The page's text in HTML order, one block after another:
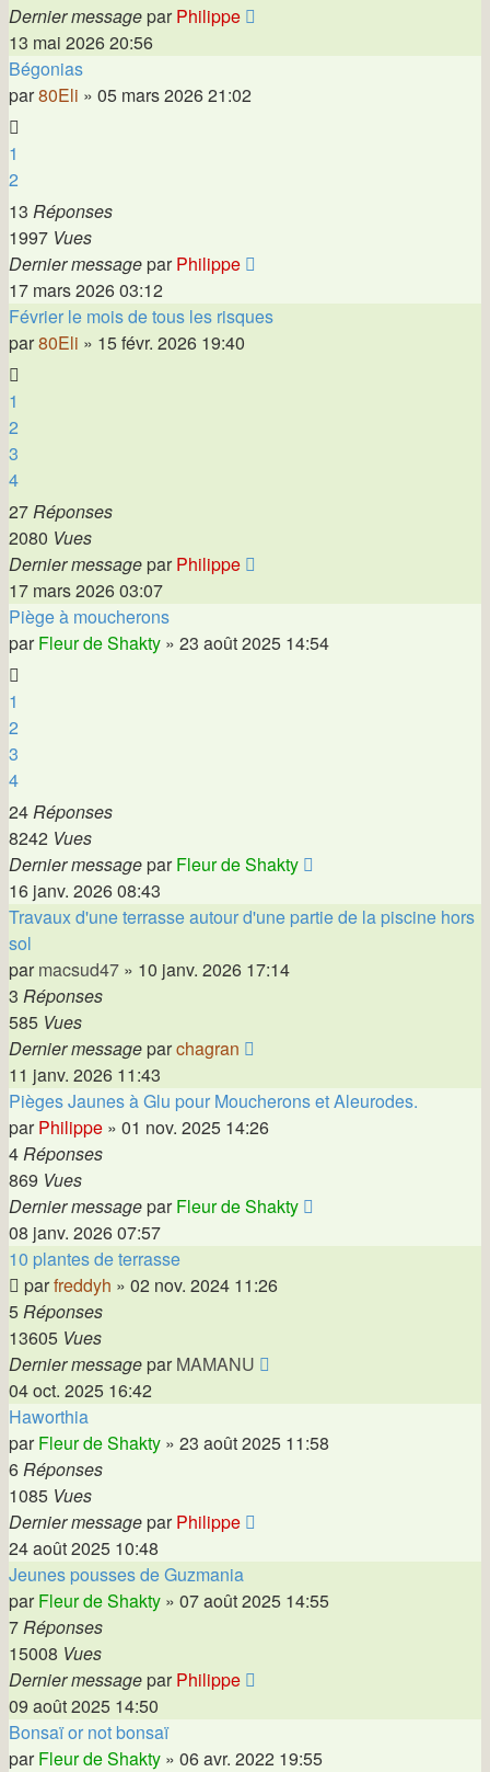
Dernier messageparPhilippe
13 mai 2026 20:56
Bégonias
par80Eli » 05 mars 2026 21:02
1
2
13 Réponses
1997 Vues
Dernier messageparPhilippe
17 mars 2026 03:12
Février le mois de tous les risques
par80Eli » 15 févr. 2026 19:40
1
2
3
4
27Réponses
2080 Vues
Dernier messageparPhilippe
17 mars 2026 03:07
Piège à moucherons
parFleur de Shakty » 23 août 2025 14:54
1
2
3
4
24Réponses
8242 Vues
Dernier messageparFleur de Shakty
16 janv. 2026 08:43
Travaux d'une terrasse autour d'une partie de la piscine hors
sol
parmacsud47 » 10 janv. 2026 17:14
3 Réponses
585 Vues
Dernier messageparchagran
11 janv. 2026 11:43
Pièges Jaunes à Glu pour Moucherons et Aleurodes.
parPhilippe » 01 nov. 2025 14:26
4Réponses
869 Vues
Dernier messageparFleur de Shakty
08 janv. 2026 07:57
10 plantes de terrasse
parfreddyh » 02 nov. 2024 11:26
5Réponses
13605 Vues
Dernier messageparMAMANU
04 oct. 2025 16:42
Haworthia
parFleur de Shakty » 23 août 2025 11:58
6Réponses
1085 Vues
Dernier messageparPhilippe
24 août 2025 10:48
Jeunes pousses de Guzmania
parFleur de Shakty » 07 août 2025 14:55
7Réponses
15008 Vues
Dernier messageparPhilippe
09 août 2025 14:50
Bonsaï or not bonsaï
parFleur de Shakty » 06 avr. 2022 19:55